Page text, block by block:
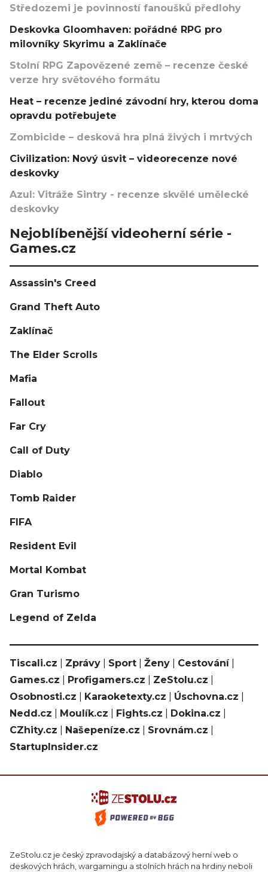
Středozemi je povinností fanoušků předlohy
Deskovka Gloomhaven: pořádné RPG pro
milovníky Skyrimu a Zaklínače
Stolní RPG Zapovězené země – recenze české
verze hry světového formátu
Heat – recenze jediné závodní hry, kterou doma
opravdu potřebujete
Zombicide – desková hra plná živých i mrtvých
Civilization: Nový úsvit – videorecenze nové
deskovky
Azul: Vitráže Sintry - recenze skvělé umělecké
deskovky
Nejoblíbenější videoherní série -
Games.cz
Assassin's Creed
Grand Theft Auto
Zaklínač
The Elder Scrolls
Mafia
Fallout
Far Cry
Call of Duty
Diablo
Tomb Raider
FIFA
Resident Evil
Mortal Kombat
Gran Turismo
Legend of Zelda
Tiscali.cz Zprávy Sport Ženy Cestování|
Games.cz
Profigamers.cz ZeStolu.cz
Osobnosti.cz
Karaoketexty.cz Úschovna.cz
Nedd.cz
Moulík.cz Fights.cz Dokina.cz
CZhity.cz
Našepeníze.cz Srovnám.cz
StartupInsider.cz
ZeStolu.cz je český zpravodajský a databázový herní web o
deskových hrách, wargamingu a stolních hrách na hrdiny neboli